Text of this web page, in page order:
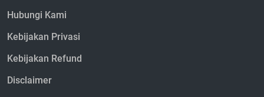
Hubungi Kami
Kebijakan Privasi
Kebijakan Refund
Disclaimer